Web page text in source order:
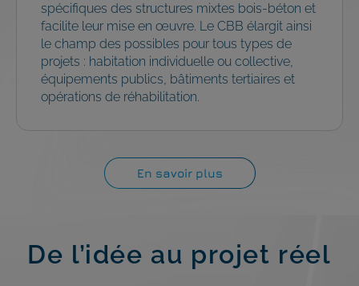
spécifiques des structures mixtes bois-béton et
facilite leur mise en œuvre. Le CBB élargit ainsi
le champ des possibles pour tous types de
projets : habitation individuelle ou collective,
équipements publics, bâtiments tertiaires et
opérations de réhabilitation.
En savoir plus
De l’idée au projet réel